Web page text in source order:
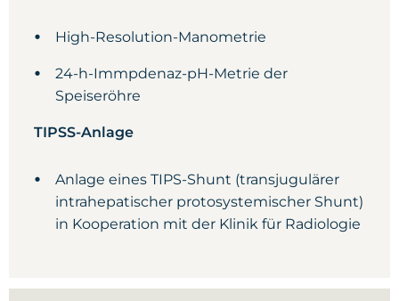
High-Resolution-Manometrie
24-h-Immpdenaz-pH-Metrie der
Speiseröhre
TIPSS-Anlage
Anlage eines TIPS-Shunt (transjugulärer
intrahepatischer protosystemischer Shunt)
in Kooperation mit der Klinik für Radiologie